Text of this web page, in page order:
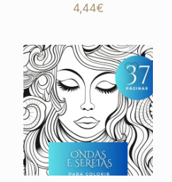
4,44€